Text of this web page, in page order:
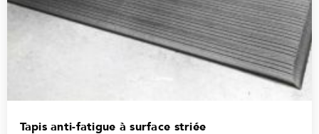
Tapis anti-fatigue à surface striée